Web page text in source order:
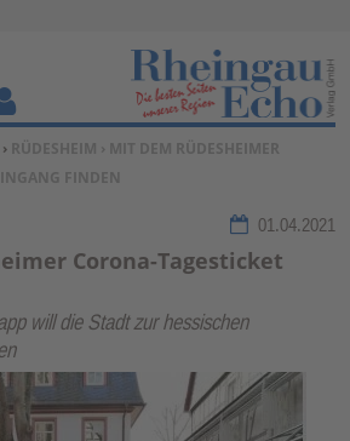
Inhalt springen ↓
› RÜDESHEIM › MIT DEM RÜDESHEIMER
FINDEN
01.04.2021
Corona-Tagesticket
will die Stadt zur hessischen